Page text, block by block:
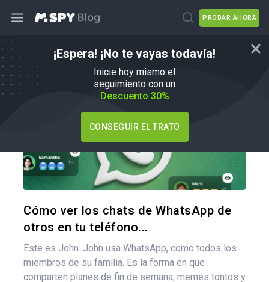
PROBAR AHORA
¡Espera! ¡No te vayas todavía!
Inicie hoy mismo el
seguimiento con un
Descuento 30%
CONSEGUIR EL TRATO
Cómo
Cómo ver los chats de WhatsApp de
otros en tu teléfono...
Este es John. John usa WhatsApp, como todos los
miembros de su familia. Es la forma en que
comparten planes de fin de semana, memes tontos y